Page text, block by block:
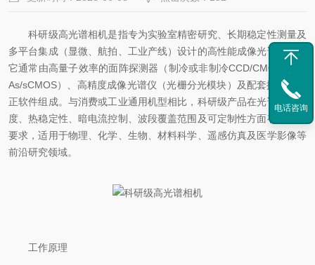
科研级高光谱相机是指专为实验室精密研究、长期稳定性测量及
多平台集成（显微、航拍、工业产线）设计的高性能成像光谱设备。
它通常由高量子效率的面阵探测器（制冷或非制冷CCD/CMOS/InGa
As/sCMOS）、高精度成像光谱仪（光栅分光模块）及配套控制与校
正软件组成。与消费或工业通用机型相比，科研级产品在光谱定标精
度、热稳定性、暗电流控制、波段覆盖范围及可定制性方面有更严格
要求，适用于物理、化学、生物、材料科学、遥感仿真及医学影像等
前沿研究领域。
工作原理
电话咨询